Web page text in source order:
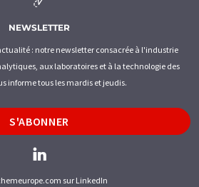
NEWSLETTER
: notre newsletter consacrée à l'industrie
aux laboratoires et à la technologie des
informe tous les mardis et jeudis.
S'ABONNER
sur LinkedIn